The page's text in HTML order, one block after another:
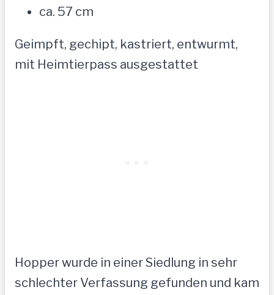
ca. 57 cm
Geimpft, gechipt, kastriert, entwurmt,
mit Heimtierpass ausgestattet
Hopper wurde in einer Siedlung in sehr
schlechter Verfassung gefunden und kam